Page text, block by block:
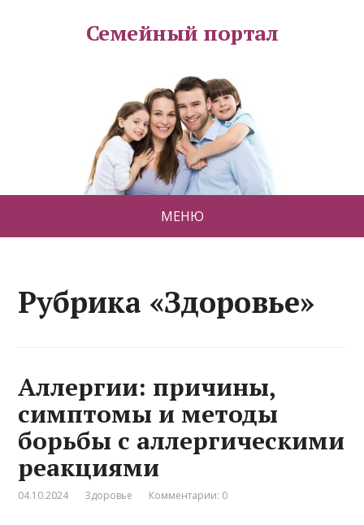
Семейный портал
МЕНЮ
Рубрика «Здоровье»
Аллергии: причины,
симптомы и методы
борьбы с аллергическими
реакциями
04.10.2024 Здоровье Комментарии: 0